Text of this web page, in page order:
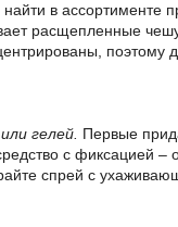
в ассортименте
расщепленные
гелей. Первые
с фиксацией –
спрей с